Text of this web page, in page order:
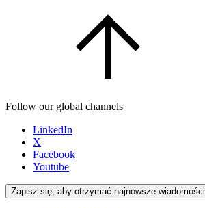
Follow our global channels
LinkedIn
X
Facebook
Youtube
Zapisz się, aby otrzymać najnowsze wiadomości